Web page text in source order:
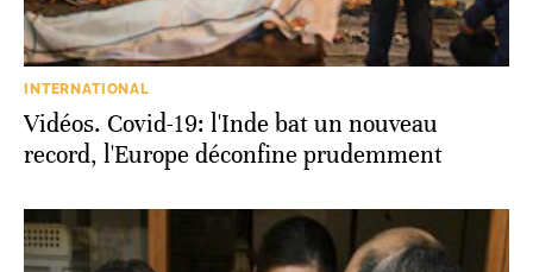
INTERNATIONAL
Vidéos. Covid-19: l'Inde bat un nouveau
record, l'Europe déconfine prudemment